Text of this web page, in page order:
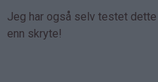
Jeg har også selv testet
enn skryte!